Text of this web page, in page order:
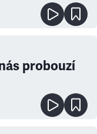
probouzí